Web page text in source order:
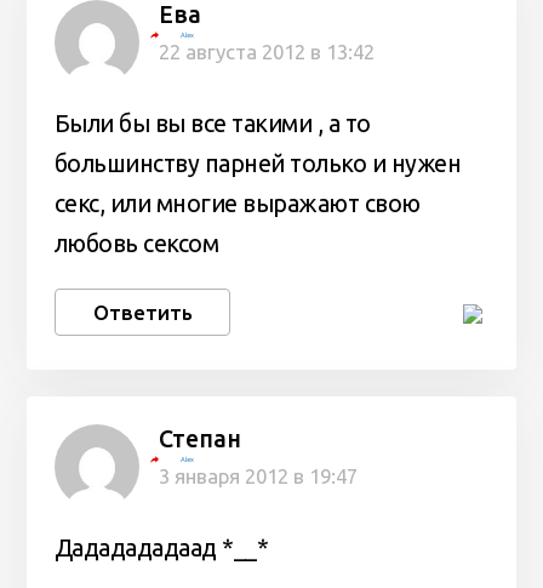
Ева
Alex
22 августа 2012 в 13:42
Были бы вы все такими , а то
большинству парней только и нужен
секс, или многие выражают свою
любовь сексом
Ответить
Степан
Alex
3 января 2012 в 19:47
Дададададаад *__*